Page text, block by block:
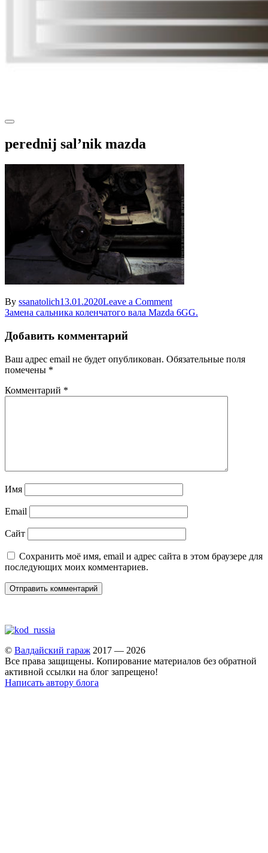
perednij sal’nik mazda
By ssanatolich13.01.2020Leave a Commenton
perednij
Навигация
по
записям
Замена сальника коленчатого вала Mazda 6GG.
Добавить комментарий
Ваш адрес email не будет опубликован. Обязательные поля
помечены *
Комментарий *
Имя
Email
Сайт
Сохранить моё имя, email и адрес сайта в этом браузере для
последующих моих комментариев.
© Валдайский гараж 2017 — 2026
Все права защищены. Копирование материалов без обратной
активной ссылки на блог запрещено!
Написать автору блога